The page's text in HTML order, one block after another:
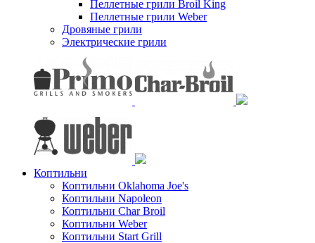
Пеллетные грили Broil King
Пеллетные грили Weber
Дровяные грили
Электрические грили
Коптильни
Коптильни Oklahoma Joe's
Коптильни Napoleon
Коптильни Char Broil
Коптильни Weber
Коптильни Start Grill